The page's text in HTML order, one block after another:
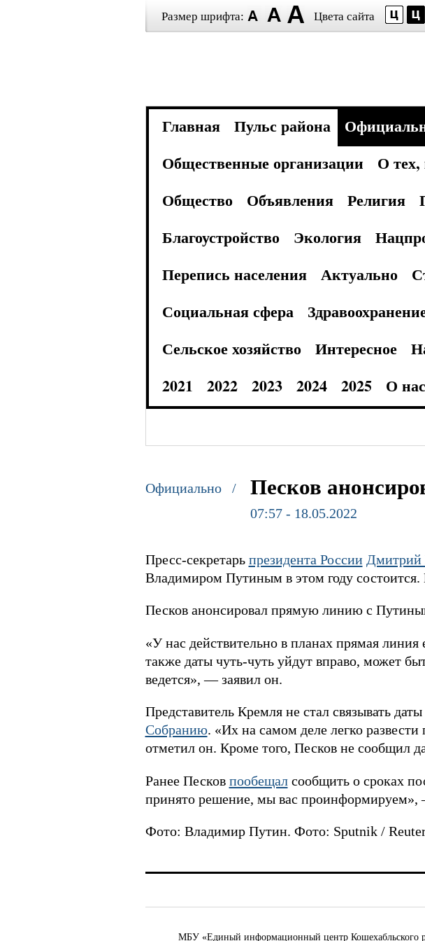
Размер шрифта: Цвета сайта
Главная Пульс района
Общественные организации
О
Общество
Объявления Религия
Благоустройство
Экология
Перепись населения
Актуально
Социальная сфера
Сельское хозяйство
Интересное
2021
2022 2023 2024 2025 О нас
Официально / Песков
07:57 - 18.05.2022
Пресс-секретарь президента России Дмитрий
Владимиром Путиным в этом году состоится.
Песков анонсировал прямую линию с
«У нас действительно в планах прямая
также даты чуть-чуть уйдут вправо, может
ведется», — заявил он.
Представитель Кремля не стал связывать
Собранию. «Их на самом деле легко
отметил он. Кроме того, Песков не сообщил
Ранее Песков пообещалсообщить о сроках
принято решение, мы вас проинформируем»,
Фото: Владимир Путин. Фото: Sputnik /
МБУ «Единый информационный центр Кошехабльского